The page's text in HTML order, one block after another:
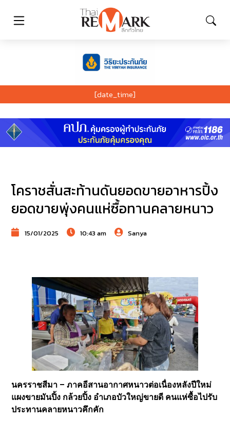
[date_time]
โคราชสั่นสะท้านดันยอดขายอาหารปิ้ง
ยอดขายพุ่งคนแห่ซื้อทานคลายหนาว
15/01/2025 10:43 am Sanya
นครราชสีมา – ภาคอีสานอากาศหนาวต่อเนื่องหลังปีใหม่
แผงขายมันปิ้ง กล้วยปิ้ง อำเภอบัวใหญ่ขายดี คนแห่ซื้อไปรับ
ประทานคลายหนาวคึกคัก